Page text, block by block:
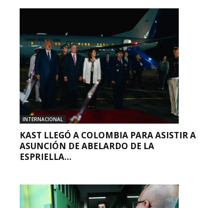
INTERNACIONAL
KAST LLEGÓ A COLOMBIA PARA ASISTIR A
ASUNCIÓN DE ABELARDO DE LA
ESPRIELLA...